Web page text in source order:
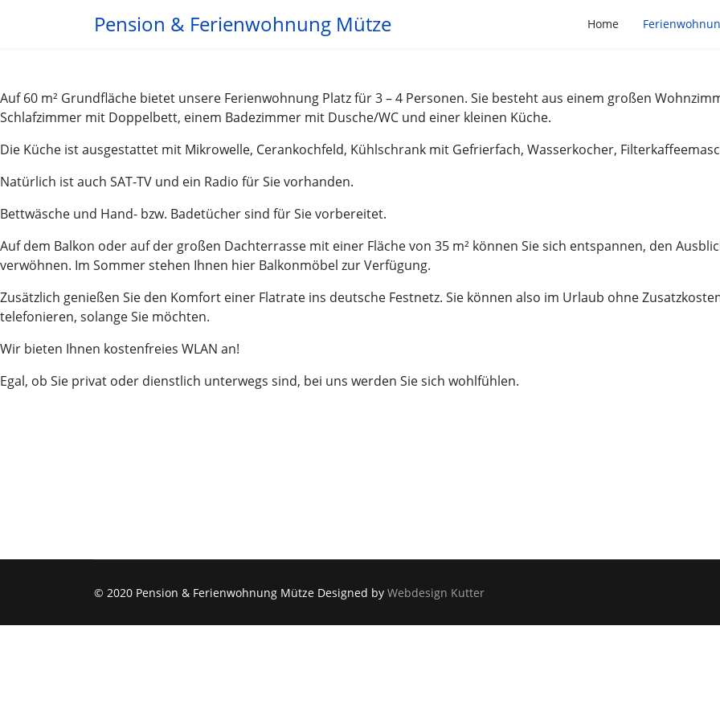
Pension & Ferienwohnung Mütze Home
Auf 60 m² Grundfläche bietet unsere Ferienwohnung Platz für 3 – 4 Personen. Sie besteht aus einem großen
Schlafzimmer mit Doppelbett, einem Badezimmer mit Dusche/WC und einer kleinen Küche.
Die Küche ist ausgestattet mit Mikrowelle, Cerankochfeld, Kühlschrank mit Gefrierfach, Wasserkocher,
Natürlich ist auch SAT-TV und ein Radio für Sie vorhanden.
Bettwäsche und Hand- bzw. Badetücher sind für Sie vorbereitet.
Auf dem Balkon oder auf der großen Dachterrasse mit einer Fläche von 35 m² können Sie sich entspannen, den
verwöhnen. Im Sommer stehen Ihnen hier Balkonmöbel zur Verfügung.
Zusätzlich genießen Sie den Komfort einer Flatrate ins deutsche Festnetz. Sie können also im Urlaub ohne
telefonieren, solange Sie möchten.
Wir bieten Ihnen kostenfreies WLAN an!
Egal, ob Sie privat oder dienstlich unterwegs sind, bei uns werden Sie sich wohlfühlen.
© 2020 Pension & Ferienwohnung Mütze Designed by Webdesign Kutter